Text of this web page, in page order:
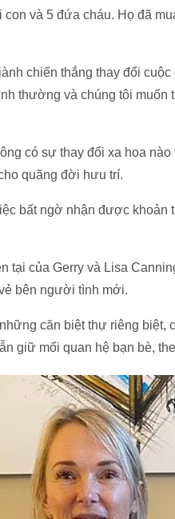
và 5 đứa cháu. Họ đã
chiến thắng thay đổi
thường và chúng tôi muốn
có sự thay đổi xa hoa
quãng đời hưu trí.
bất ngờ nhận được khoản
tại của Gerry và Lisa
bên người tình mới.
căn biệt thự riêng biệt,
giữ mối quan hệ bạn bè,